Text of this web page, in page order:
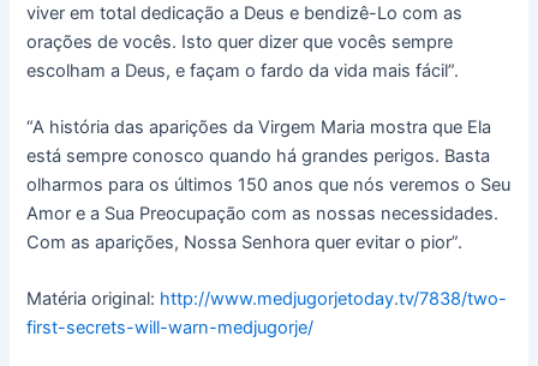
viver em total dedicação a Deus e bendizê-Lo com as
orações de vocês. Isto quer dizer que vocês sempre
escolham a Deus, e façam o fardo da vida mais fácil”.
“A história das aparições da Virgem Maria mostra que Ela
está sempre conosco quando há grandes perigos. Basta
olharmos para os últimos 150 anos que nós veremos o Seu
Amor e a Sua Preocupação com as nossas necessidades.
Com as aparições, Nossa Senhora quer evitar o pior”.
Matéria original: http://www.medjugorjetoday.tv/7838/two-
first-secrets-will-warn-medjugorje/